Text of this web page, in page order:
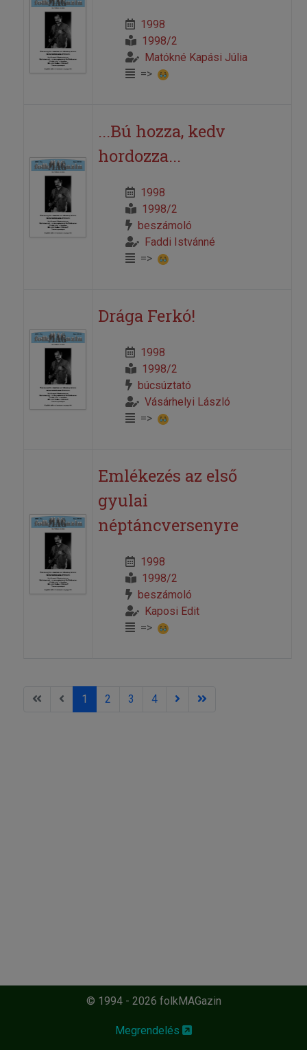
1998
1998/2
Matókné Kapási Júlia
=>
...Bú hozza, kedv
hordozza...
1998
1998/2
beszámoló
Faddi Istvánné
=>
Drága Ferkó!
1998
1998/2
búcsúztató
Vásárhelyi László
=>
Emlékezés az első
gyulai
néptáncversenyre
1998
1998/2
beszámoló
Kaposi Edit
=>
1 2 3 4
© 1994 - 2026 folkMAGazin
Megrendelés